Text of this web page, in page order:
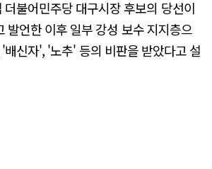
더불어민주당 대구시장 후보의 당선이
발언한 이후 일부 강성 보수 지지층으
신자', '노추' 등의 비판을 받았다고 설